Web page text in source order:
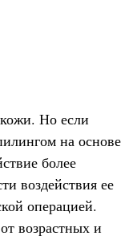
Но если
на основе
более
воздействия ее
операцией.
возрастных и